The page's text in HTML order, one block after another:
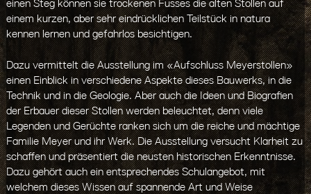
einen Steg können sie trockenen Fusses die alten Stollen auf
einem kurzen, aber sehr eindrücklichen Teilstück in natura
kennen lernen und gefahrlos besichtigen.
Dazu vermittelt die Ausstellung im «Aufschluss Meyerstollen»
einen Einblick in verschiedene Aspekte dieses Bauwerks, in die
Technik und in die Geologie. Aber auch die Ideen und Biografien
der Erbauer dieser Stollen werden beleuchtet, denn viele
Legenden und Gerüchte ranken sich um die reiche und mächtige
Familie Meyer und ihr Werk. Die Ausstellung versucht Klarheit zu
schaffen und präsentiert die neusten historischen Erkenntnisse.
Dazu gehört auch ein entsprechendes Schulangebot, mit
welchem dieses Wissen auf spannende Art und Weise